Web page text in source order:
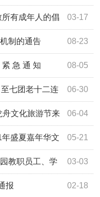
03-17
有成年人的倡
08-23
制的通告
08-05
急 通 知
06-30
七团老十二连
06-04
舟文化旅游节来
05-21
年盛夏嘉年华文
03-03
教职员工、学
02-18
报